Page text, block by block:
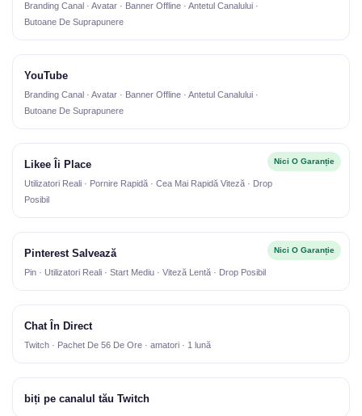
Branding Canal · Avatar · Banner Offline · Antetul Canalului ·
Butoane De Suprapunere
YouTube
Branding Canal · Avatar · Banner Offline · Antetul Canalului ·
Butoane De Suprapunere
Nici O Garanție
Likee Îi Place
Utilizatori Reali · Pornire Rapidă · Cea Mai Rapidă Viteză · Drop
Posibil
Nici O Garanție
Pinterest Salvează
Pin · Utilizatori Reali · Start Mediu · Viteză Lentă · Drop Posibil
Chat În Direct
Twitch · Pachet De 56 De Ore · amatori · 1 lună
biți pe canalul tău Twitch